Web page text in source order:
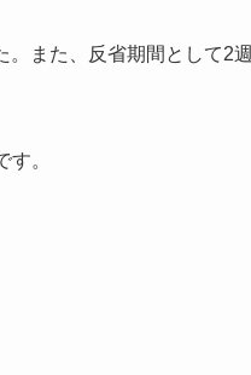
また、反省期間として2
。